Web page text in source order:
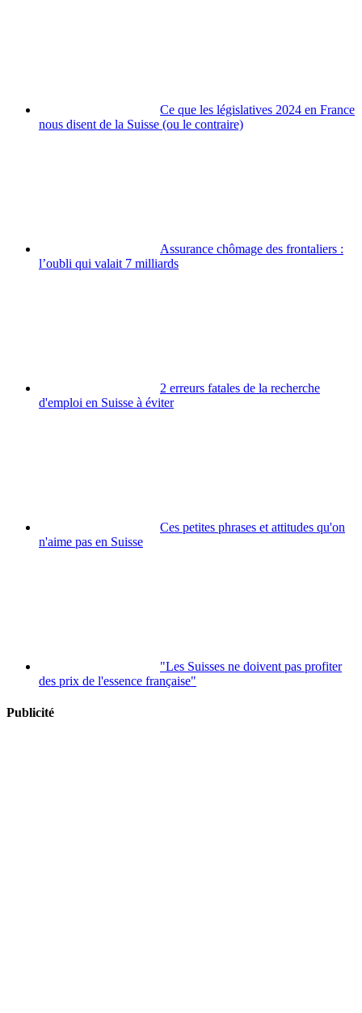
Ce que les législatives 2024 en France
nous disent de la Suisse (ou le contraire)
Assurance chômage des frontaliers :
l’oubli qui valait 7 milliards
2 erreurs fatales de la recherche
d'emploi en Suisse à éviter
Ces petites phrases et attitudes qu'on
n'aime pas en Suisse
"Les Suisses ne doivent pas profiter
des prix de l'essence française"
Publicité